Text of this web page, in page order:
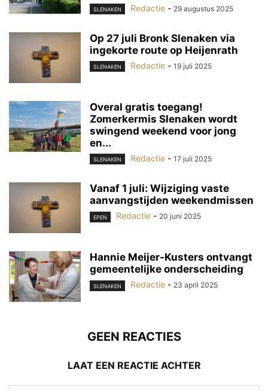
SLENAKEN Redactie - 29 augustus 2025
Op 27 juli Bronk Slenaken via
ingekorte route op Heijenrath
SLENAKEN Redactie - 19 juli 2025
Overal gratis toegang!
Zomerkermis Slenaken wordt
swingend weekend voor jong
en...
SLENAKEN Redactie - 17 juli 2025
Vanaf 1 juli: Wijziging vaste
aanvangstijden weekendmissen
EPEN Redactie - 20 juni 2025
Hannie Meijer-Kusters ontvangt
gemeentelijke onderscheiding
SLENAKEN Redactie - 23 april 2025
GEEN REACTIES
LAAT EEN REACTIE ACHTER